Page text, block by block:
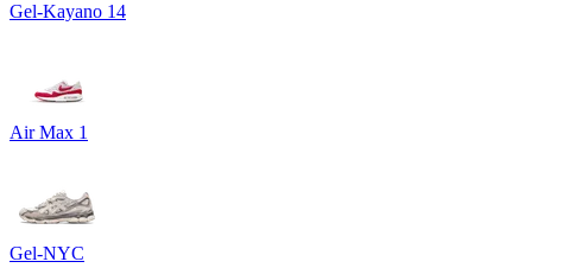
Gel-Kayano 14
Air Max 1
Gel-NYC